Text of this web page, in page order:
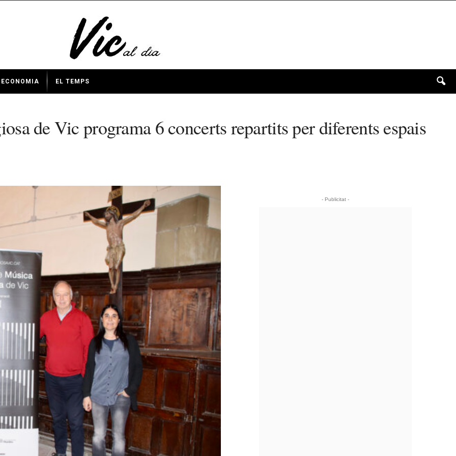
ECONOMIA EL TEMPS
de Vic programa 6 concerts repartits per diferents espais
- Publicitat -